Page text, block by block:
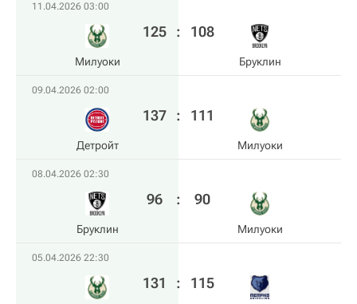
11.04.2026 03:00
Милуоки
125 : 108
Бруклин
09.04.2026 02:00
Детройт
137 : 111
Милуоки
08.04.2026 02:30
Бруклин
96 : 90
Милуоки
05.04.2026 22:30
131 : 115